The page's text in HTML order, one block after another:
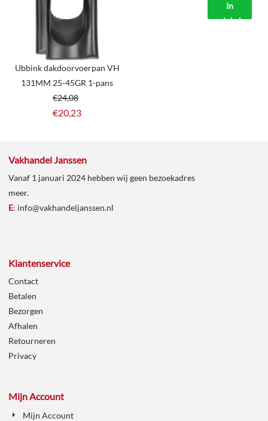
In
winkelmand
Ubbink dakdoorvoerpan VH
131MM 25-45GR 1-pans
€24,08
€20,23
Vakhandel Janssen
Vanaf 1 januari 2024 hebben wij geen bezoekadres
meer.
E: info@vakhandeljanssen.nl
Klantenservice
Contact
Betalen
Bezorgen
Afhalen
Retourneren
Privacy
Mijn Account
Mijn Account